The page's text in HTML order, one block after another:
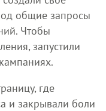
общие запросы
Чтобы
запустили
где
и закрывали боли